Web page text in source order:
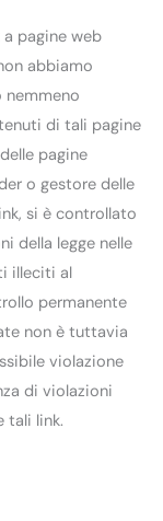
pagine web
abbiamo
nemmeno
di tali pagine
pagine
o gestore delle
si è controllato
della legge nelle
illeciti al
permanente
non è tuttavia
violazione
di violazioni
tali link.